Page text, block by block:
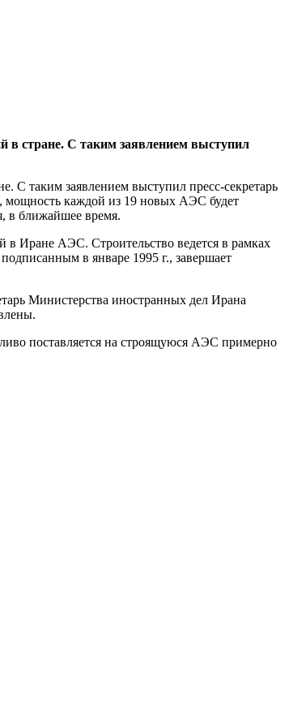
в стране. С таким заявлением выступил
С таким заявлением выступил пресс-секретарь
мощность каждой из 19 новых АЭС будет
в ближайшее время.
в Иране АЭС. Строительство ведется в рамках
в январе 1995 г., завершает
Министерства иностранных дел Ирана
поставляется на строящуюся АЭС примерно